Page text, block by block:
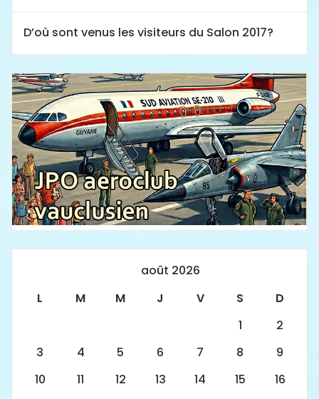
D’où sont venus les visiteurs du Salon 2017?
août 2026
L
M M J V S
D
1
2
3
4 5 6 7 8
9
10
11 12 13 14 15
16